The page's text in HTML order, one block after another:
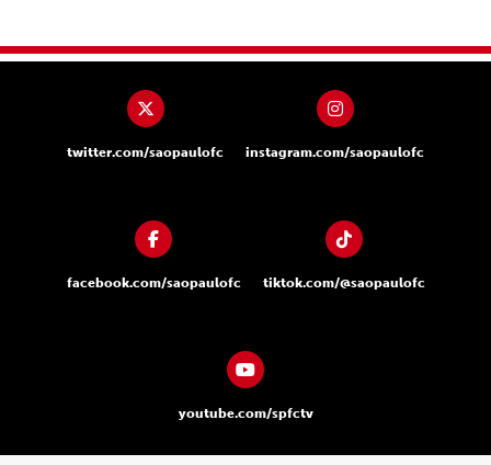
twitter.com/saopaulofc instagram.com/saopaulofc
facebook.com/saopaulofc tiktok.com/@saopaulofc
youtube.com/spfctv